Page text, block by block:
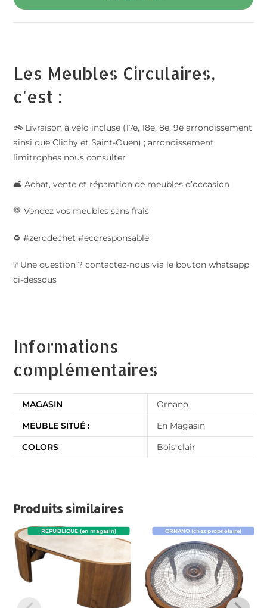
Les Meubles Circulaires,
c'est :
🚲 Livraison à vélo incluse (17e, 18e, 8e, 9e arrondissement
ainsi que Clichy et Saint-Ouen) ; arrondissement
limitrophes nous consulter
🛋️ Achat, vente et réparation de meubles d’occasion
💚 Vendez vos meubles sans frais
♻️ #zerodechet #ecoresponsable
❔ Une question ? contactez-nous via le bouton whatsapp
ci-dessous
Informations
complémentaires
MAGASIN
Ornano
MEUBLE SITUÉ :
En Magasin
COLORS
Bois clair
Produits similaires
REPUBLIQUE (en magasin) ORNANO (chez propriétaire)